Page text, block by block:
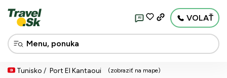
AI VOLAŤ
Tunisko Port El Kantaoui (zobraziť na mape)